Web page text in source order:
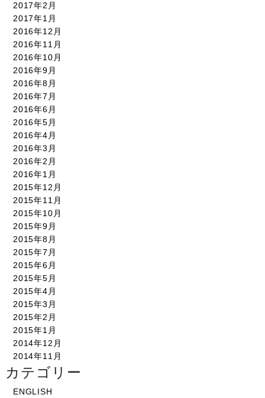
2017年2月
2017年1月
2016年12月
2016年11月
2016年10月
2016年9月
2016年8月
2016年7月
2016年6月
2016年5月
2016年4月
2016年3月
2016年2月
2016年1月
2015年12月
2015年11月
2015年10月
2015年9月
2015年8月
2015年7月
2015年6月
2015年5月
2015年4月
2015年3月
2015年2月
2015年1月
2014年12月
2014年11月
カテゴリー
ENGLISH